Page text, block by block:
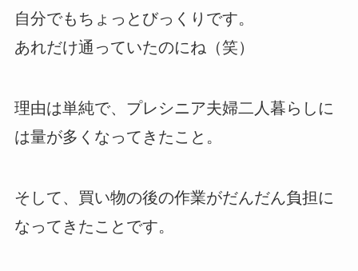
自分でもちょっとびっくりです。
あれだけ通っていたのにね（笑）
理由は単純で、プレシニア夫婦二人暮らしに
は量が多くなってきたこと。
そして、買い物の後の作業がだんだん負担に
なってきたことです。